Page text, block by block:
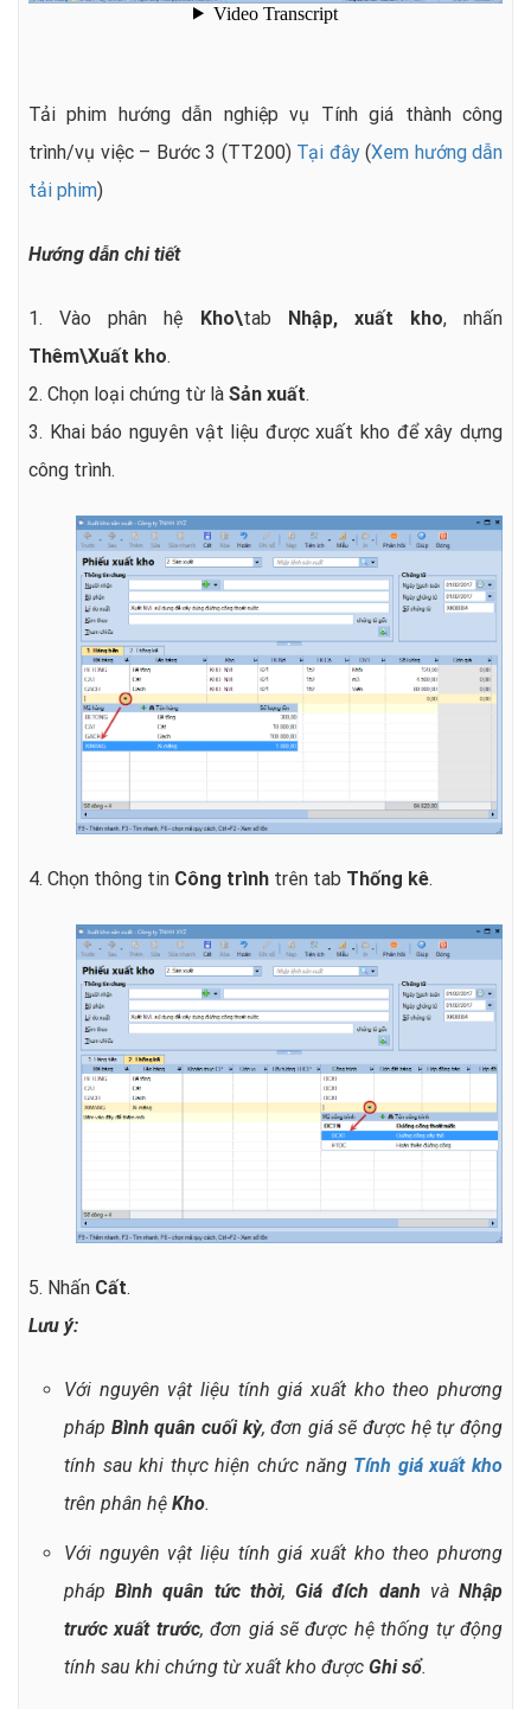
Tải phim hướng dẫn nghiệp vụ Tính giá thành công
trình/vụ việc – Bước 3 (TT200) Tại đây (Xem hướng dẫn
tải phim)
Hướng dẫn chi tiết
1. Vào phân hệ Kho\tab Nhập, xuất kho, nhấn
Thêm\Xuất kho.
2. Chọn loại chứng từ là Sản xuất.
3. Khai báo nguyên vật liệu được xuất kho để xây dựng
công trình.
4. Chọn thông tin Công trình trên tab Thống kê.
5. Nhấn Cất.
Lưu ý:
Với nguyên vật liệu tính giá xuất kho theo phương
pháp Bình quân cuối kỳ, đơn giá sẽ được hệ tự động
tính sau khi thực hiện chức năng Tính giá xuất kho
trên phân hệ Kho.
Với nguyên vật liệu tính giá xuất kho theo phương
phápBình quân tức thời,Giá đích danh vàNhập
trước xuất trước, đơn giá sẽ được hệ thống tự động
tính sau khi chứng từ xuất kho được Ghi sổ.